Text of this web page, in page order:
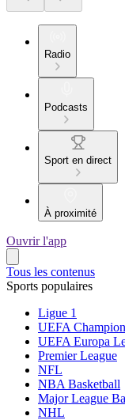
Radio
Podcasts
Sport en direct
À proximité
Ouvrir l'app
Tous les contenus
Sports populaires
Ligue 1
UEFA
UEFA Europa
Premier League
NFL
NBA Basketball
Major League
NHL